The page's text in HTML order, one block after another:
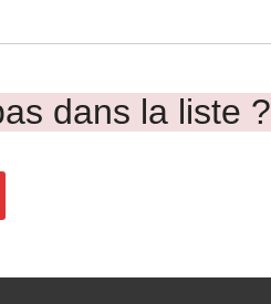
dans la liste ?